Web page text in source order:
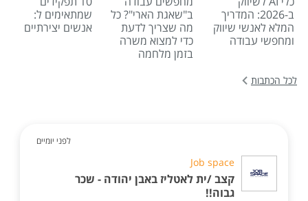
ב-2026: המדריך
המלא לאנשי שיווק
ומחפשי עבודה
ב"שאגת הארי"? כל
מה שצריך לדעת
כדי למצוא משרה
בזמן מלחמה
שמתאימים ל:
אנשים יצירתיים
לכל הכתבות
לפני יומיים
Job space
קצב /ית לאטליז באבן יהודה - שכר
גבוה!!